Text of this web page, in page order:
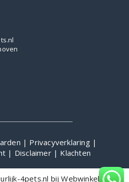
| Privacyverklaring |
| Disclaimer | Klachten
4pets.nl bijWebwinkelKeur